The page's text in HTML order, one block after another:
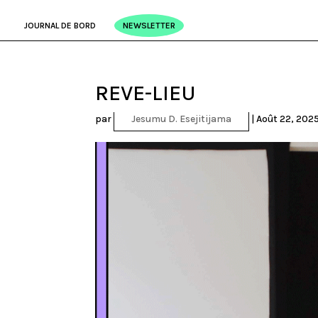
JOURNAL DE BORD NEWSLETTER
REVE-LIEU
par Jesumu D. Esejitijama |Août 22,